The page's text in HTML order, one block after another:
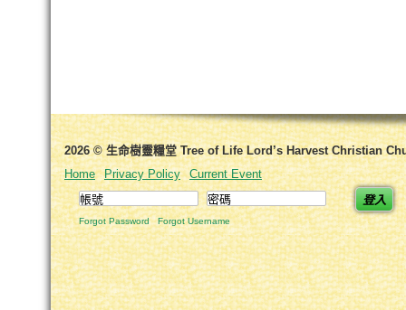
2026 © 生命樹靈糧堂 Tree of Life Lord’s Harvest Christian
Home
Privacy Policy
Current Event
登入
Forgot Password Forgot Username